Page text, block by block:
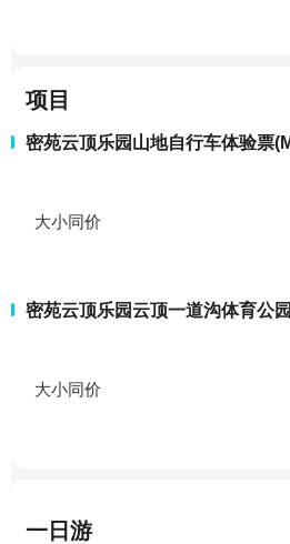
项目
密苑云顶乐园山地自行车体验票
大小同价
密苑云顶乐园云顶一道沟体育公
大小同价
一日游